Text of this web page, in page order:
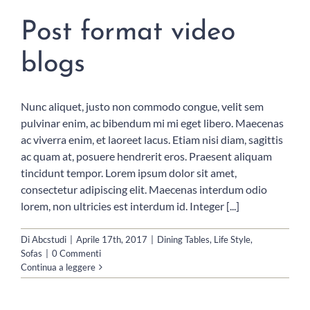
Post format video
blogs
Nunc aliquet, justo non commodo congue, velit sem
pulvinar enim, ac bibendum mi mi eget libero. Maecenas
ac viverra enim, et laoreet lacus. Etiam nisi diam, sagittis
ac quam at, posuere hendrerit eros. Praesent aliquam
tincidunt tempor. Lorem ipsum dolor sit amet,
consectetur adipiscing elit. Maecenas interdum odio
lorem, non ultricies est interdum id. Integer [...]
DiAbcstudi | Aprile 17th, 2017 | Dining Tables, Life Style,
Sofas | 0 Commenti
Continua a leggere